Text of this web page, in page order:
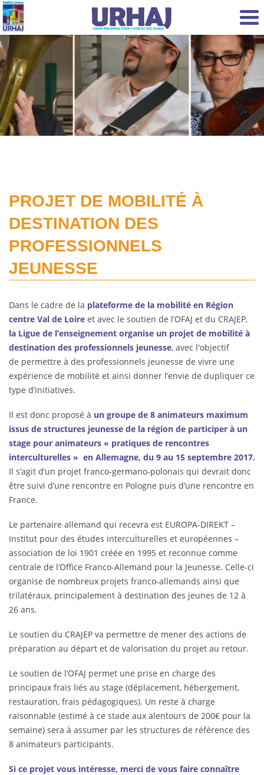
Aller au contenu principal
PROJET DE MOBILITÉ À
DESTINATION DES
PROFESSIONNELS
JEUNESSE
Dans le cadre de la plateforme de la mobilité en Région
centre Val de Loire et avec le soutien de l’OFAJ et du CRAJEP,
la Ligue de l’enseignement organise un projet de mobilité à
destination des professionnels jeunesse, avec l'objectif
de permettre à des professionnels jeunesse de vivre une
expérience de mobilité et ainsi donner l’envie de dupliquer ce
type d’initiatives.
Il est donc proposé à un groupe de 8 animateurs maximum
issus de structures jeunesse de la région de participer à un
stage pour animateurs « pratiques de rencontres
interculturelles » en Allemagne, du 9 au 15 septembre 2017.
Il s’agit d’un projet franco-germano-polonais qui devrait donc
être suivi d’une rencontre en Pologne puis d’une rencontre en
France.
Le partenaire allemand qui recevra est EUROPA-DIREKT –
Institut pour des études interculturelles et européennes –
association de loi 1901 créée en 1995 et reconnue comme
centrale de l’Office Franco-Allemand pour la Jeunesse. Celle-ci
organise de nombreux projets franco-allemands ainsi que
trilatéraux, principalement à destination des jeunes de 12 à
26 ans.
Le soutien du CRAJEP va permettre de mener des actions de
préparation au départ et de valorisation du projet au retour.
Le soutien de l’OFAJ permet une prise en charge des
principaux frais liés au stage (déplacement, hébergement,
restauration, frais pédagogiques). Un reste à charge
raisonnable (estimé à ce stade aux alentours de 200€ pour la
semaine) sera à assumer par les structures de référence des
8 animateurs participants.
Si ce projet vous intéresse, merci de vous faire connaître